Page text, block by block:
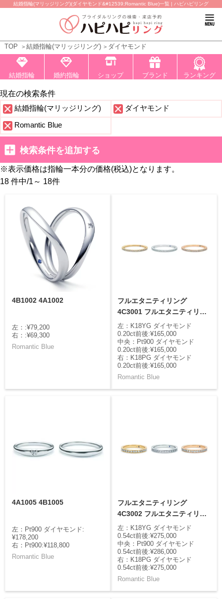
結婚指輪(マリッジリング)(ダイヤモンド&#12539;Romantic Blue)一覧 | ハピハピリング
TOP 結婚指輪(マリッジリング) ダイヤモンド
結婚指輪 婚約指輪 ショップ ブランド ランキング
現在の検索条件
結婚指輪(マリッジリング) ダイヤモンド
Romantic Blue
検索条件を追加する
※表示価格は指輪一本分の価格(税込)となります。
18 件中/1～ 18件
4B1002 4A1002
左：:¥79,200
右：:¥69,300
Romantic Blue
フルエタニティリング
4C3001 フルエタニティリン
グ 4C1001 フルエタニティ
リング 4C2001
左：K18YG ダイヤモンド
0.20ct前後:¥165,000
中央：Pt900 ダイヤモンド
0.20ct前後:¥165,000
右：K18PG ダイヤモンド
0.20ct前後:¥165,000
Romantic Blue
4A1005 4B1005
左：Pt900 ダイヤモンド:
¥178,200
右：Pt900:¥118,800
Romantic Blue
フルエタニティリング
4C3002 フルエタニティリン
グ 4C1002 フルエタニティ
リング 4C2002
左：K18YG ダイヤモンド
0.54ct前後:¥275,000
中央：Pt900 ダイヤモンド
0.54ct前後:¥286,000
右：K18PG ダイヤモンド
0.54ct前後:¥275,000
Romantic Blue